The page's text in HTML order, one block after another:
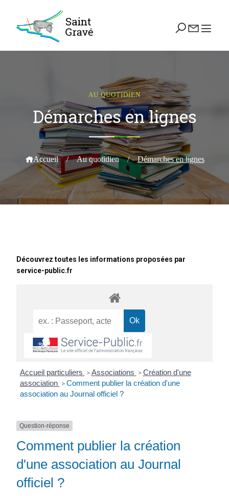
AU QUOTIDIEN
Démarches en lignes
Accueil / Au quotidien / Démarches en lignes
Découvrez toutes les informations proposées par
service-public.fr
Accueil particuliers > Associations > Création d'une
association > Comment publier la création d'une
association au Journal officiel ?
Question-réponse
Comment publier la création
d'une association au Journal
officiel ?